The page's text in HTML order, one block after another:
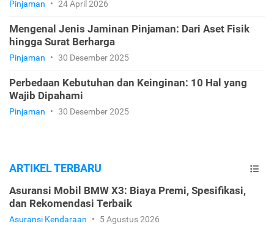
Pinjaman • 24 April 2026
Mengenal Jenis Jaminan Pinjaman: Dari Aset Fisik
hingga Surat Berharga
Pinjaman • 30 Desember 2025
Perbedaan Kebutuhan dan Keinginan: 10 Hal yang
Wajib Dipahami
Pinjaman • 30 Desember 2025
ARTIKEL TERBARU
Asuransi Mobil BMW X3: Biaya Premi, Spesifikasi,
dan Rekomendasi Terbaik
Asuransi Kendaraan • 5 Agustus 2026